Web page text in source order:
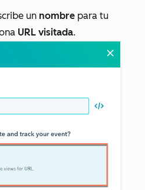
un nombre para tu
URL visitada.